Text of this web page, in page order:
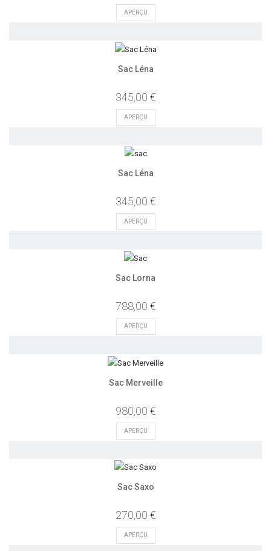
APERÇU
Sac Léna
345,00 €
APERÇU
Sac Léna
345,00 €
APERÇU
Sac Lorna
788,00 €
APERÇU
Sac Merveille
980,00 €
APERÇU
Sac Saxo
270,00 €
APERÇU